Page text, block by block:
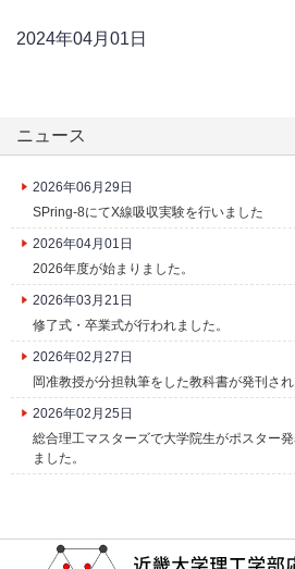
2024年04月01日
ニュース
2026年06月29日
SPring-8にてX線吸収実験を行いました
2026年04月01日
2026年度が始まりました。
2026年03月21日
修了式・卒業式が行われました。
2026年02月27日
岡准教授が分担執筆をした教科書が発刊され
2026年02月25日
総合理工マスターズで大学院生がポスター
ました。